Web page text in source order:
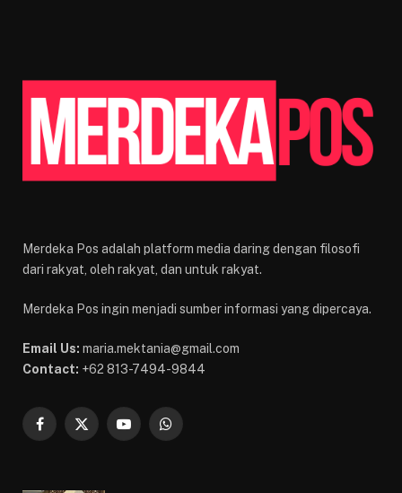
Merdeka Pos adalah platform media daring dengan filosofi
dari rakyat, oleh rakyat, dan untuk rakyat.
Merdeka Pos ingin menjadi sumber informasi yang dipercaya.
Email Us: maria.mektania@gmail.com
Contact: +62 813-7494-9844
Facebook
X
YouTubeWhatsApp